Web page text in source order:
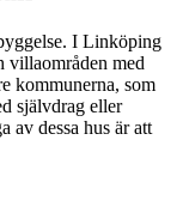
I Linköping
villaområden med
kommunerna, som
självdrag eller
av dessa hus är att